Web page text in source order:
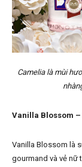
Camelia là mùi
Vanilla Blossom –
Vanilla Blossom là
gourmand và vẻ nữ